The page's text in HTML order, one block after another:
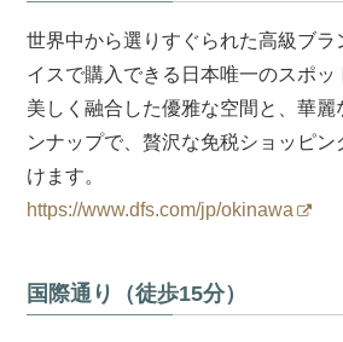
世界中から選りすぐられた高級ブラ
イスで購入できる日本唯一のスポッ
美しく融合した優雅な空間と、華麗
ンナップで、贅沢な免税ショッピ
けます。
https://www.dfs.com/jp/okinawa
国際通り（徒歩15分）